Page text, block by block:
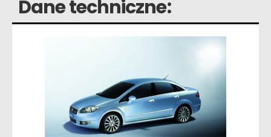
Dane techniczne: